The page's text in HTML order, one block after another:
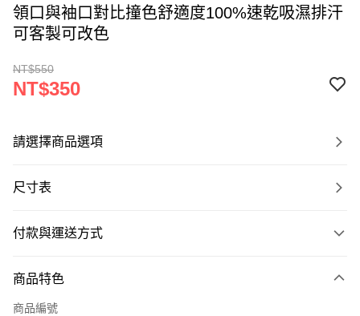
領口與袖口對比撞色舒適度100%速乾吸濕排汗
可客製可改色
NT$550
NT$350
請選擇商品選項
尺寸表
付款與運送方式
信用卡一次付款
商品特色
商品編號